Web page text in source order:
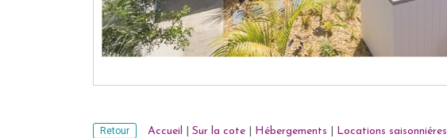
Retour Accueil Sur la cote Hébergements Locations saisonniéres